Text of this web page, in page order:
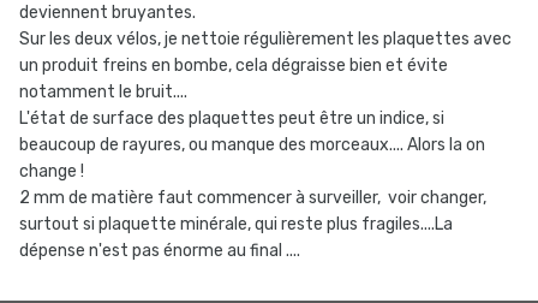
deviennent bruyantes.
Sur les deux vélos, je nettoie régulièrement les plaquettes avec
un produit freins en bombe, cela dégraisse bien et évite
notamment le bruit....
L'état de surface des plaquettes peut être un indice, si
beaucoup de rayures, ou manque des morceaux.... Alors la on
change !
2 mm de matière faut commencer à surveiller, voir changer,
surtout si plaquette minérale, qui reste plus fragiles....La
dépense n'est pas énorme au final ....